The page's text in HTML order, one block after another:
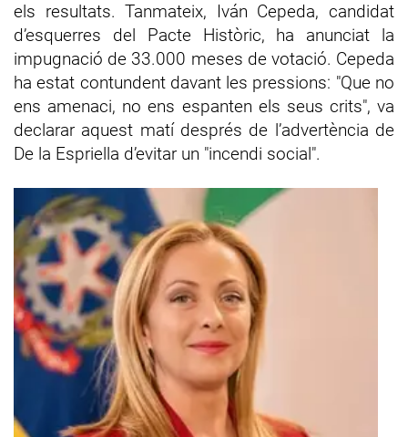
els resultats. Tanmateix, Iván Cepeda, candidat
d’esquerres del Pacte Històric, ha anunciat la
impugnació de 33.000 meses de votació. Cepeda
ha estat contundent davant les pressions: "Que no
ens amenaci, no ens espanten els seus crits", va
declarar aquest matí després de l’advertència de
De la Espriella d’evitar un "incendi social".